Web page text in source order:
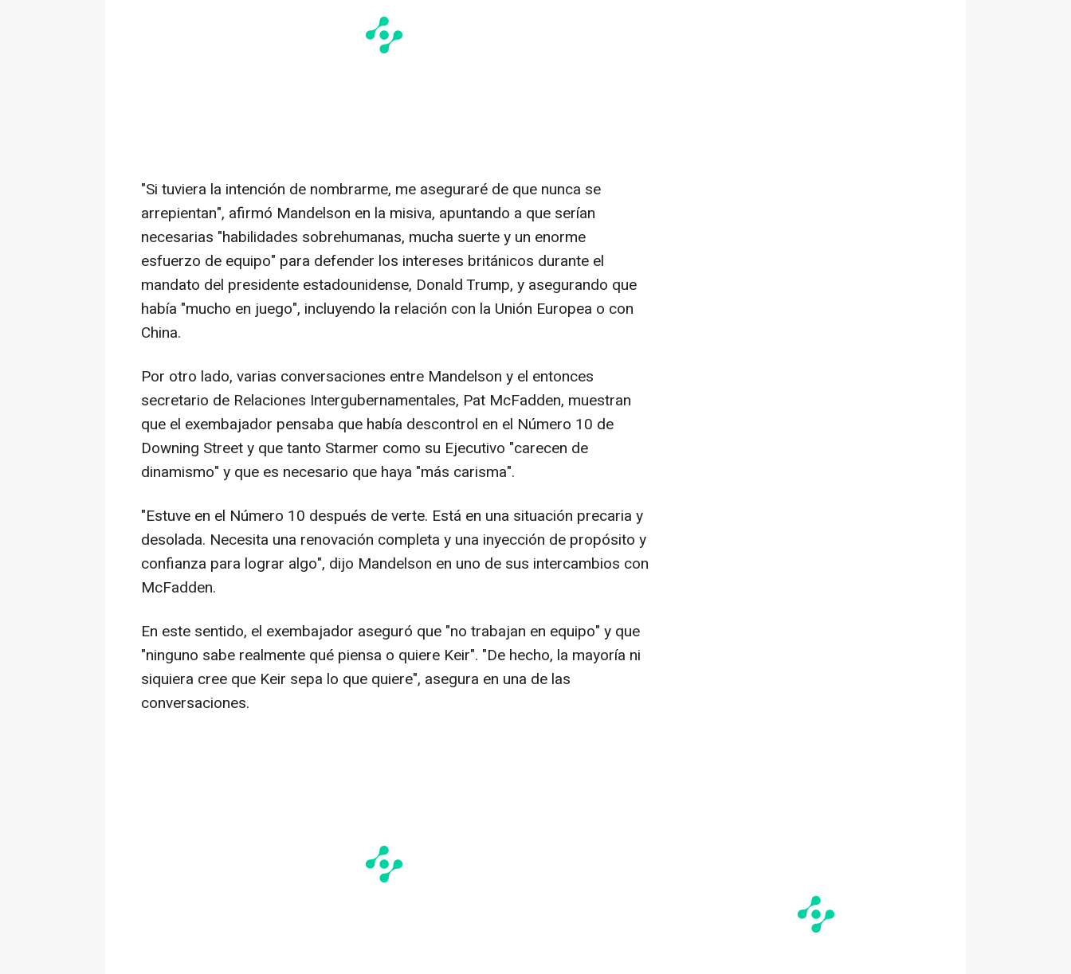
"Si tuviera la intención de nombrarme, me aseguraré de que nunca se
arrepientan", afirmó Mandelson en la misiva, apuntando a que serían
necesarias "habilidades sobrehumanas, mucha suerte y un enorme
esfuerzo de equipo" para defender los intereses británicos durante el
mandato del presidente estadounidense, Donald Trump, y asegurando que
había "mucho en juego", incluyendo la relación con la Unión Europea o con
China.
Por otro lado, varias conversaciones entre Mandelson y el entonces
secretario de Relaciones Intergubernamentales, Pat McFadden, muestran
que el exembajador pensaba que había descontrol en el Número 10 de
Downing Street y que tanto Starmer como su Ejecutivo "carecen de
dinamismo" y que es necesario que haya "más carisma".
"Estuve en el Número 10 después de verte. Está en una situación precaria y
desolada. Necesita una renovación completa y una inyección de propósito y
confianza para lograr algo", dijo Mandelson en uno de sus intercambios con
McFadden.
En este sentido, el exembajador aseguró que "no trabajan en equipo" y que
"ninguno sabe realmente qué piensa o quiere Keir". "De hecho, la mayoría ni
siquiera cree que Keir sepa lo que quiere", asegura en una de las
conversaciones.